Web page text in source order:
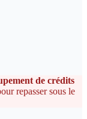
de crédits
repasser sous le